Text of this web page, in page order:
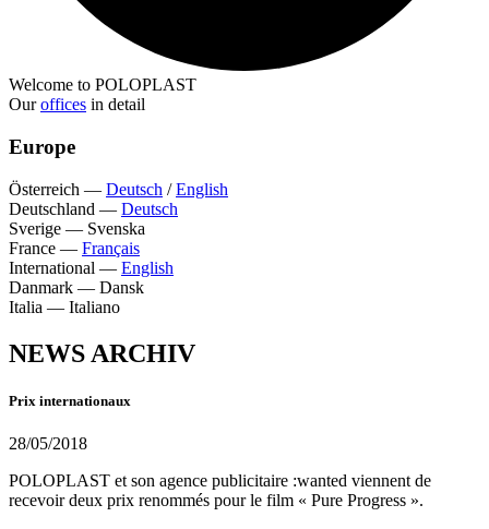
Welcome to POLOPLAST
Ouroffices in detail
Europe
Österreich — Deutsch /English
Deutschland — Deutsch
Sverige — Svenska
France — Français
International — English
Danmark — Dansk
Italia — Italiano
NEWS ARCHIV
Prix internationaux
28/05/2018
POLOPLAST et son agence publicitaire :wanted viennent de
recevoir deux prix renommés pour le film « Pure Progress ».